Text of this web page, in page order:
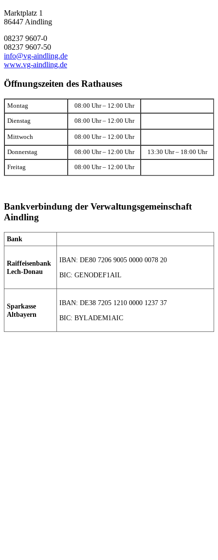
Marktplatz 1
86447 Aindling
08237 9607-0
08237 9607-50
info@vg-aindling.de
www.vg-aindling.de
Öffnungszeiten des Rathauses
Montag 08:00 Uhr – 12:00 Uhr
Dienstag 08:00 Uhr – 12:00 Uhr
Mittwoch 08:00 Uhr – 12:00 Uhr
Donnerstag 08:00 Uhr – 12:00 Uhr 13:30 Uhr – 18:00 Uhr
Freitag 08:00 Uhr – 12:00 Uhr
Bankverbindung der Verwaltungsgemeinschaft
Aindling
Bank
Raiffeisenbank
Lech-Donau
IBAN: DE80 7206 9005 0000 0078 20
BIC: GENODEF1AIL
Sparkasse
Altbayern
IBAN: DE38 7205 1210 0000 1237 37
BIC: BYLADEM1AIC